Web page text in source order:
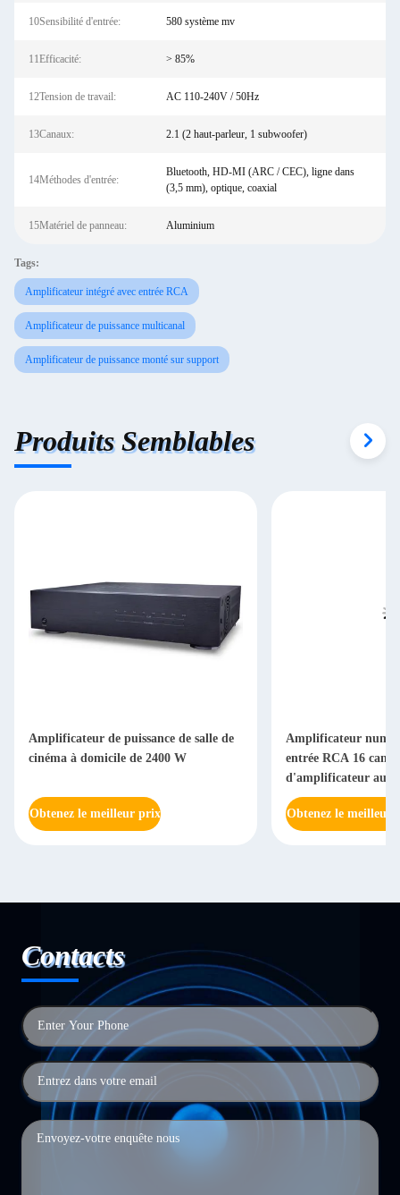
10Sensibilité d'entrée: 580 système mv
11Efficacité: > 85%
12Tension de travail: AC 110-240V / 50Hz
13Canaux: 2.1 (2 haut-parleur, 1 subwoofer)
14Méthodes d'entrée:
Bluetooth, HD-MI (ARC / CEC), ligne dans
(3,5 mm), optique, coaxial
15Matériel de panneau: Aluminium
Tags:
Amplificateur intégré avec entrée RCA
Amplificateur de puissance multicanal
Amplificateur de puissance monté sur support
Produits Semblables
Amplificateur de puissance de salle de
cinéma à domicile de 2400 W
Obtenez le meilleur prix
Amplificateur
entrée RCA 16 canal
d'amplificateur
Obtenez le meilleur
Contacts